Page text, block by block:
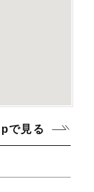
で見る